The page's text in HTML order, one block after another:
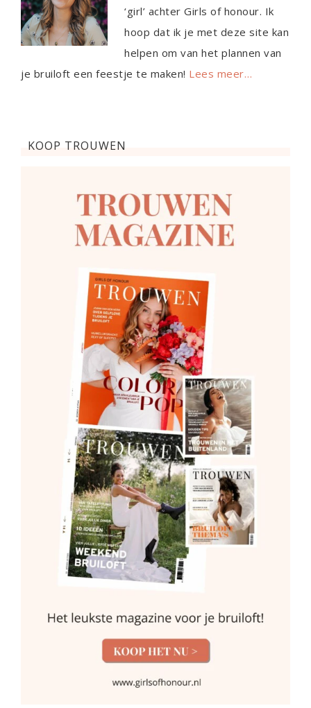
‘girl’ achter Girls of honour. Ik
hoop dat ik je met deze site kan
helpen om van het plannen van
je bruiloft een feestje te maken! Lees meer…
KOOP TROUWEN